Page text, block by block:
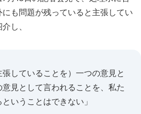
も問題が残っていると主張してい
し、
張していることを）一つの意見と
見として言われることを、私た
いうことはできない」